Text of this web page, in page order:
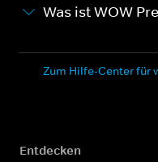
Was ist WOW
Zum Hilfe-Center für
Entdecken